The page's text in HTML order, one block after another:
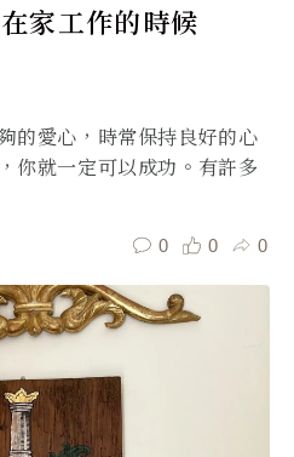
家工作的時候
的愛心，時常保持良好的心
你就一定可以成功。有許多
0 0 0